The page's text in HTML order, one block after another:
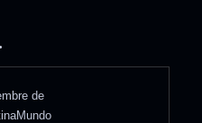
de